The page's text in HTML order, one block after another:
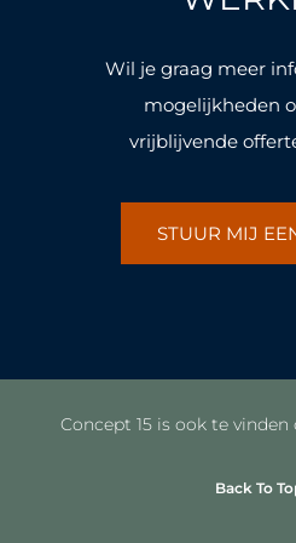
m
Wil je graag meer
mogelijkheden
vrijblijvende
STUUR MIJ
Concept 15 is ook te
Back To